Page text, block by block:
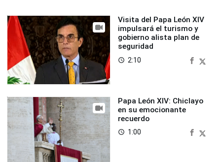
Visita del Papa León XIV
impulsará el turismo y
gobierno alista plan de
seguridad
access_time 2:10
Papa León XIV: Chiclayo
en su emocionante
recuerdo
access_time 1:00